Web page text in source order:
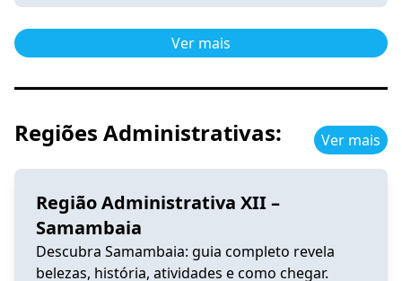
Ver mais
Regiões Administrativas: Ver mais
Região Administrativa XII –
Samambaia
Descubra Samambaia: guia completo revela
belezas, história, atividades e como chegar.